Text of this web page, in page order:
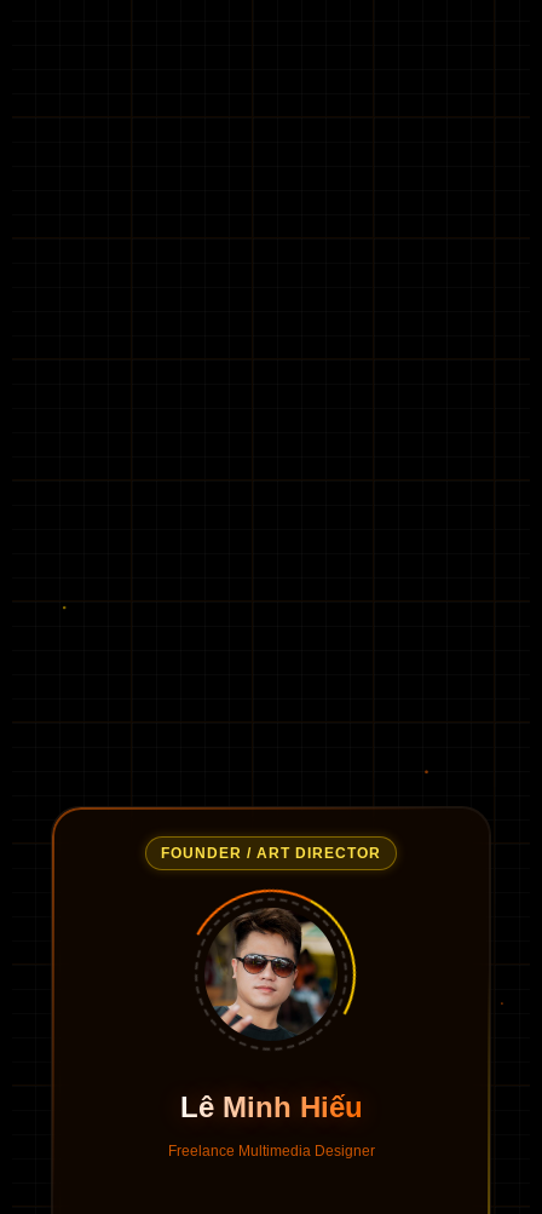
FOUNDER / ART DIRECTOR
Lê Minh Hiếu
Freelance Multimedia Designer